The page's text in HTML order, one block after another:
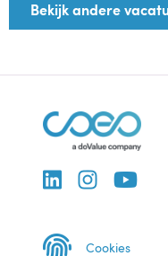
Bekijk andere
Cookies